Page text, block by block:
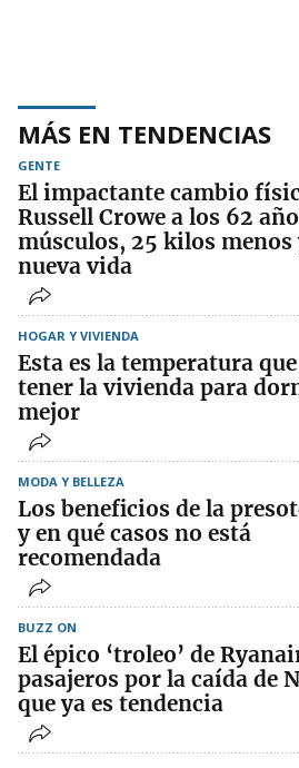
MÁS EN TENDENCIAS
GENTE
El impactante cambio
Russell Crowe a los 62
músculos, 25 kilos menos
nueva vida
HOGAR Y VIVIENDA
Esta es la temperatura
tener la vivienda para
mejor
MODA Y BELLEZA
Los beneficios de la
y en qué casos no está
recomendada
BUZZ ON
El épico ‘troleo’ de
pasajeros por la caída de
que ya es tendencia